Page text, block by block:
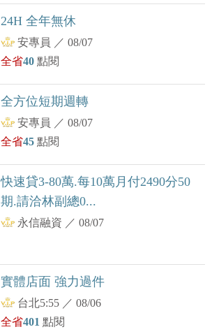
24H 全年無休
安專員 ／08/07
全省40點閱
全方位短期週轉
安專員 ／08/07
全省45點閱
快速貸3-80萬.每10萬月付2490分50
期.請洽林副總0...
永信融資 ／08/07
實體店面 強力過件
台北5:55 ／08/06
全省401點閱